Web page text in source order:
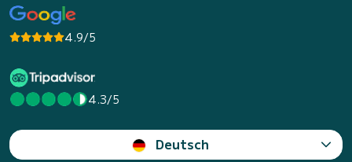
4.9/5
4.3/5
Deutsch